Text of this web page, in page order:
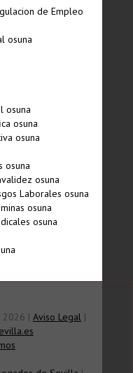
de Empleo
osuna
osuna
osuna
osuna
osuna
osuna
Laborales osuna
osuna
osuna
2026 | Aviso Legal |